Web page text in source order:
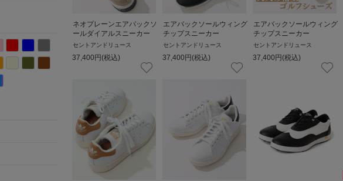
ネオプレーンエアバックソ
ールダイアルスニーカー
セントアンドリュース
37,400 円(税込)
エアバックソールウィング
チップスニーカー
セントアンドリュース
37,400 円(税込)
エアバックソールウィング
チップスニーカー
セントアンドリュース
37,400 円(税込)